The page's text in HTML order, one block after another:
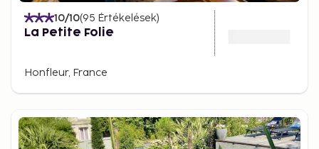
10/10(95 Értékelések)
La Petite Folie
Honfleur, France